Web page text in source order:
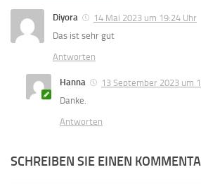
Diyora
14 Mai 2023 um 19:24 Uhr
Das ist sehr gut
Antworten
Hanna
13 September 2023 um
Danke.
Antworten
SCHREIBEN SIE EINEN